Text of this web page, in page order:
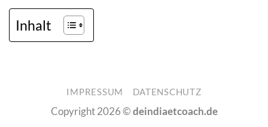
Inhalt
IMPRESSUM DATENSCHUTZ
Copyright 2026 ©deindiaetcoach.de